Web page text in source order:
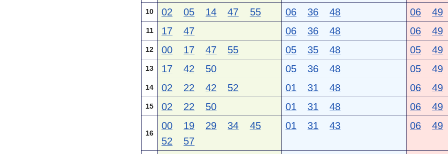
10 02 05 14 47 55 06 36 48 06 49
11 17 47 06 36 48 06 49
12 00 17 47 55 05 35 48 05 49
13 17 42 50 05 36 48 05 49
14 02 22 42 52 01 31 48 06 49
15 02 22 50 01 31 48 06 49
16
00 19 29 34
45
52
57
01 31 43 06 49